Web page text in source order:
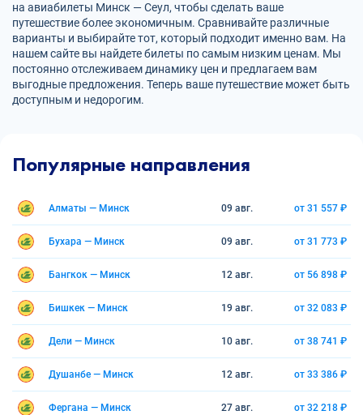
на авиабилеты Минск — Сеул, чтобы сделать ваше
путешествие более экономичным. Сравнивайте различные
варианты и выбирайте тот, который подходит именно вам. На
нашем сайте вы найдете билеты по самым низким ценам. Мы
постоянно отслеживаем динамику цен и предлагаем вам
выгодные предложения. Теперь ваше путешествие может быть
доступным и недорогим.
Популярные направления
Алматы — Минск 09 авг. от 31 557 ₽
Бухара — Минск 09 авг. от 31 773 ₽
Бангкок — Минск 12 авг. от 56 898 ₽
Бишкек — Минск 19 авг. от 32 083 ₽
Дели — Минск 10 авг. от 38 741 ₽
Душанбе — Минск 12 авг. от 33 386 ₽
Фергана — Минск 27 авг. от 32 218 ₽